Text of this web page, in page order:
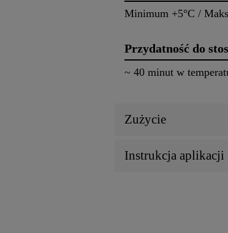
Minimum +5°C /
Przydatność do
~ 40 minut w
Zużycie
Instrukcja aplikacji